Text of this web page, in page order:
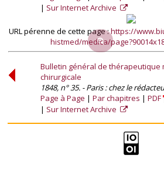
Sur Internet Archive
URL pérenne de cette page :https://
histmed/medica/
Bulletin général de thérapeutique
chirurgicale
1848, n° 35. - Paris : chez le
Page à Page
Par chapitres
PDF
Sur Internet Archive